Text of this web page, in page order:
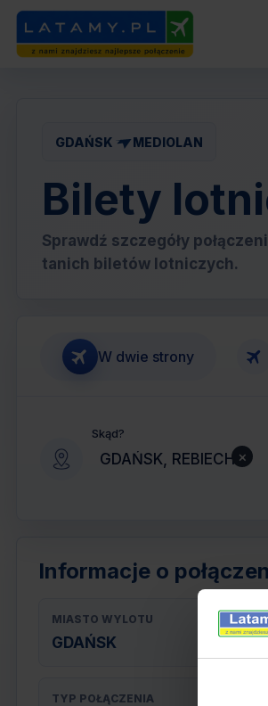
GDAŃSK MEDIOLAN
Bilety
Sprawdź szczegóły
tanich biletów lotniczych.
W dwie strony
Skąd?
×
Informacje o
MIASTO WYLOTU
GDAŃSK
TYP POŁĄCZENIA